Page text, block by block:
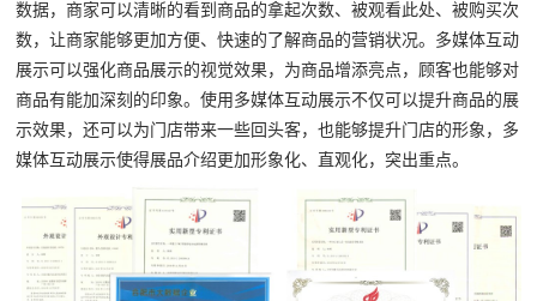
数据，商家可以清晰的看到商品的拿起次数、被观看此处、被购买次
数，让商家能够更加方便、快速的了解商品的营销状况。多媒体互动
展示可以强化商品展示的视觉效果，为商品增添亮点，顾客也能够对
商品有能加深刻的印象。使用多媒体互动展示不仅可以提升商品的展
示效果，还可以为门店带来一些回头客，也能够提升门店的形象，多
媒体互动展示使得展品介绍更加形象化、直观化，突出重点。